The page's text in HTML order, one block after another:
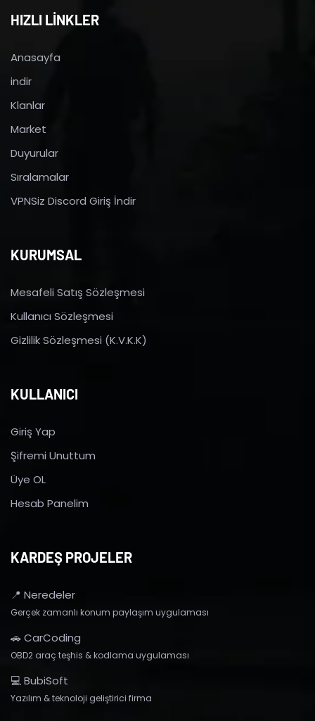
HIZLI LİNKLER
Anasayfa
indir
Klanlar
Market
Duyurular
Sıralamalar
VPNSiz Discord Giriş İndir
KURUMSAL
Mesafeli Satış Sözleşmesi
Kullanıcı Sözleşmesi
Gizlilik Sözleşmesi (K.V.K.K)
KULLANICI
Giriş Yap
Şifremi Unuttum
Üye OL
Hesab Panelim
KARDEŞ PROJELER
📍 Neredeler
Gerçek zamanlı konum paylaşım uygulaması
🚗 CarCoding
OBD2 araç teşhis & kodlama uygulaması
💻 BubiSoft
Yazılım & teknoloji geliştirici firma